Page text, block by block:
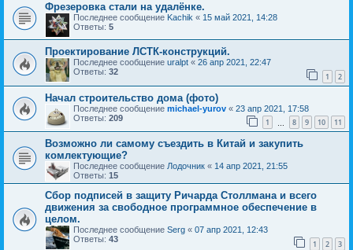
Фрезеровка стали на удалёнке.
Последнее сообщение Kachik « 15 май 2021, 14:28
Ответы: 5
Проектирование ЛСТК-конструкций.
Последнее сообщение uralpt « 26 апр 2021, 22:47
Ответы: 32 1 2
Начал строительство дома (фото)
Последнее сообщение michael-yurov « 23 апр 2021, 17:58
Ответы: 209 1 8 9 10 11
Возможно ли самому съездить в Китай и закупить
комлектующие?
Последнее сообщение Лодочник « 14 апр 2021, 21:55
Ответы: 15
Сбор подписей в защиту Ричарда Столлмана и всего
движения за свободное программное обеспечение в
целом.
Последнее сообщение Serg « 07 апр 2021, 12:43
Ответы: 43 1 2 3